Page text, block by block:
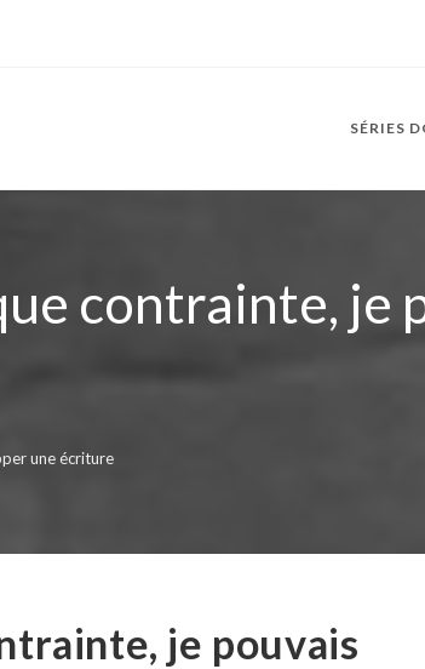
SÉRIES
contrainte, je
une écriture
je pouvais